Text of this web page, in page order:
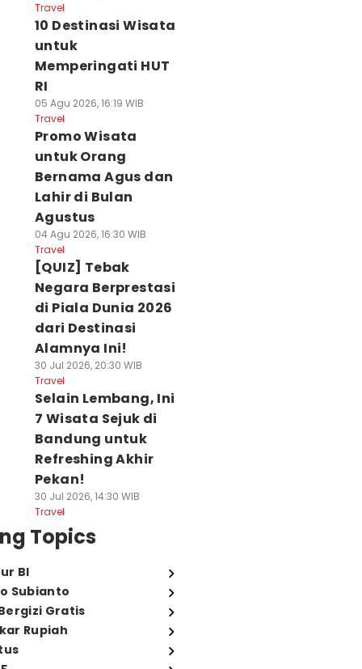
Travel
10 Destinasi Wisata
untuk
Memperingati HUT
RI
05 Agu 2026, 16:19 WIB
Travel
Promo Wisata
untuk Orang
Bernama Agus dan
Lahir di Bulan
Agustus
04 Agu 2026, 16:30 WIB
Travel
[QUIZ] Tebak
Negara Berprestasi
di Piala Dunia 2026
dari Destinasi
Alamnya Ini!
30 Jul 2026, 20:30 WIB
Travel
Selain Lembang, Ini
7 Wisata Sejuk di
Bandung untuk
Refreshing Akhir
Pekan!
30 Jul 2026, 14:30 WIB
Travel
Topics
BI
Subianto
Gratis
Rupiah